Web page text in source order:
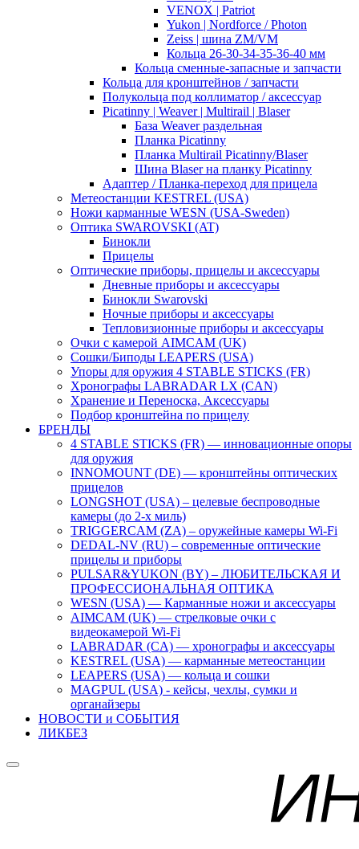
VENOX | Patriot
Yukon | Nordforce / Photon
Zeiss | шина ZM/VM
Кольца 26-30-34-35-36-40 мм
Кольца сменные-запасные и запчасти
Кольца для кронштейнов / запчасти
Полукольца под коллиматор / аксессуар
Picatinny | Weaver | Multirail | Blaser
База Weaver раздельная
Планка Picatinny
Планка Multirail Picatinny/Blaser
Шина Blaser на планку Picatinny
Адаптер / Планка-переход для прицела
Метеостанции KESTREL (USA)
Ножи карманные WESN (USA-Sweden)
Оптика SWAROVSKI (AT)
Бинокли
Прицелы
Оптические приборы, прицелы и аксессуары
Дневные приборы и аксессуары
Бинокли Swarovski
Ночные приборы и аксессуары
Тепловизионные приборы и аксессуары
Очки с камерой AIMCAM (UK)
Сошки/Биподы LEAPERS (USA)
Упоры для оружия 4 STABLE STICKS (FR)
Хронографы LABRADAR LX (CAN)
Хранение и Переноска, Аксессуары
Подбор кронштейна по прицелу
БРЕНДЫ
4 STABLE STICKS (FR) — инновационные опоры
для оружия
INNOMOUNT (DE) — кронштейны оптических
прицелов
LONGSHOT (USA) – целевые беспроводные
камеры (до 2-х миль)
TRIGGERCAM (ZA) – оружейные камеры Wi-Fi
DEDAL-NV (RU) – современные оптические
прицелы и приборы
PULSAR&YUKON (BY) – ЛЮБИТЕЛЬСКАЯ И
ПРОФЕССИОНАЛЬНАЯ ОПТИКА
WESN (USA) — Карманные ножи и аксессуары
AIMCAM (UK) — стрелковые очки с
видеокамерой Wi-Fi
LABRADAR (CA) — хронографы и аксессуары
KESTREL (USA) — карманные метеостанции
LEAPERS (USA) — кольца и сошки
MAGPUL (USA) - кейсы, чехлы, сумки и
органайзеры
НОВОСТИ и СОБЫТИЯ
ЛИКБЕЗ